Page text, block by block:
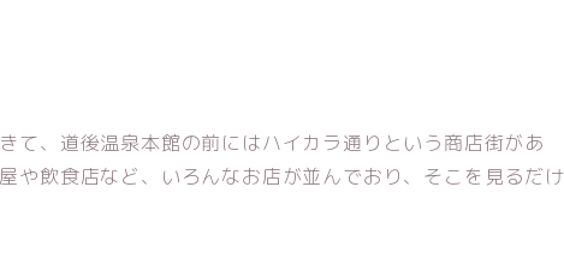
て、道後温泉本館の前にはハイカラ通りという商店街があ
や飲食店など、いろんなお店が並んでおり、そこを見るだけ